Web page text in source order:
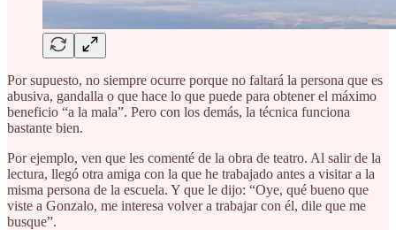
Por supuesto, no siempre ocurre porque no faltará la persona que es
abusiva, gandalla o que hace lo que puede para obtener el máximo
beneficio “a la mala”. Pero con los demás, la técnica funciona
bastante bien.
Por ejemplo, ven que les comenté de la obra de teatro. Al salir de la
lectura, llegó otra amiga con la que he trabajado antes a visitar a la
misma persona de la escuela. Y que le dijo: “Oye, qué bueno que
viste a Gonzalo, me interesa volver a trabajar con él, dile que me
busque”.